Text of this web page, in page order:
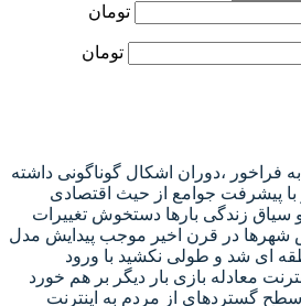
تومان
تومان
فراخور ،دوران اشکال گوناگونی داشته
پیشرفت جوامع از حیث اقتصادی
زندگی بارها دستخوش تغییرات
در قرن اخیر موجب پیدایش مدل
ای شد و طولی نکشید با ورود
معادله بازی بار دیگر بر هم خورد
گستردهای از مردم به اینترنت